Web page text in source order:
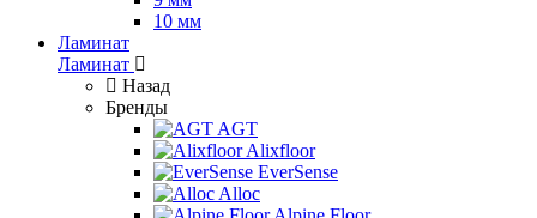
10 мм
Ламинат
Ламинат
Назад
Бренды
AGT
Alixfloor
EverSense
Alloc